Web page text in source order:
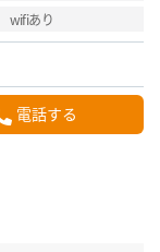
wifiあり
電話する